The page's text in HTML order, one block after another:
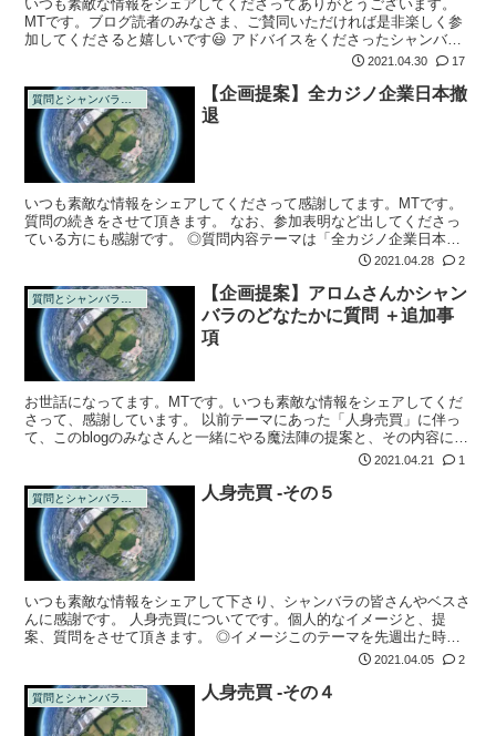
いつも素敵な情報をシェアしてくださってありがとうございます。
MTです。ブログ読者のみなさま、ご賛同いただければ是非楽しく参
加してくださると嬉しいです😃 アドバイスをくださったシャンバラ
の方々にも感謝です。 1.開催日時 ５月３日（祝・月）21:00 —
2021.04.30 17
質問とシャンバラの回答
【企画提案】全カジノ企業日本撤
退
いつも素敵な情報をシェアしてくださって感謝してます。MTです。
質問の続きをさせて頂きます。 なお、参加表明など出してくださっ
ている方にも感謝です。 ◎質問内容テーマは「全カジノ企業日本撤
退」で、魔法陣をやります。以下の参考を確認し、下記のような魔法
2021.04.28 2
質問とシャンバラの回答
【企画提案】アロムさんかシャン
バラのどなたかに質問 ＋追加事
項
お世話になってます。MTです。いつも素敵な情報をシェアしてくだ
さって、感謝しています。 以前テーマにあった「人身売買」に伴っ
て、このblogのみなさんと一緒にやる魔法陣の提案と、その内容につ
いてアロムさん（もしくはシャンバラのどなたか）に質問です。 ◎
2021.04.21 1
人身売買 -その５
いつも素敵な情報をシェアして下さり、シャンバラの皆さんやベスさ
んに感謝です。 人身売買についてです。個人的なイメージと、提
案、質問をさせて頂きます。 ◎イメージこのテーマを先週出た時、
回答しづらい内容だなと率直に思いました。でも、言いづらいことだ
2021.04.05 2
人身売買 -その４